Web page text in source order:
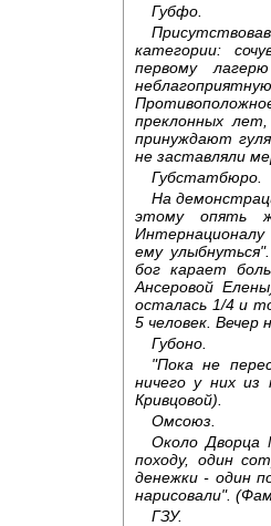
Губфо.
категории:
первому
преклонных
принуждают
не заставляли
Губстатбюро.
На
этому опять
ему
бог карает
Ансеровой
осталась 1/4 и
5 человек. Вечер
Губоно.
"Пока не
ничего у них из
Кривцовой).
Омсоюз.
Около Дворца
походу, один
денежки - один
нарисовали".
ГЗУ.